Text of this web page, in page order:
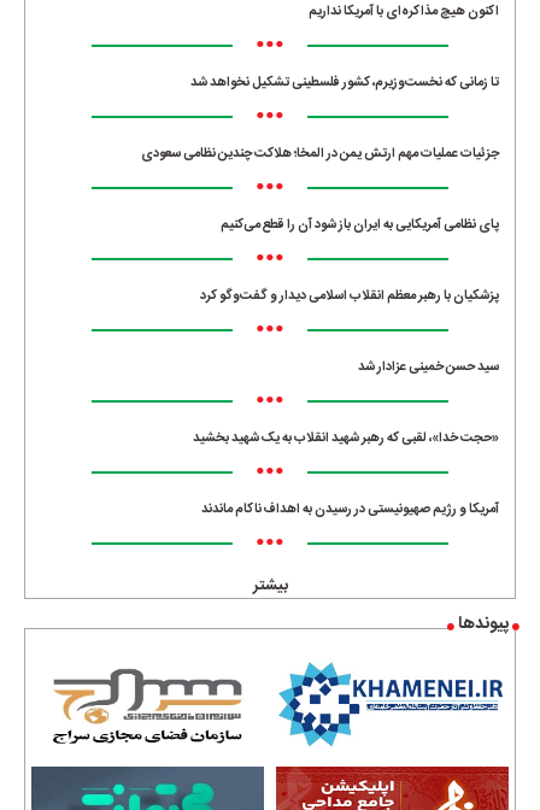
اکنون هیچ مذاکره‌ای با آمریکا نداریم
•••
تا زمانی که نخست‌وزیرم، کشور فلسطینی تشکیل نخواهد شد
•••
جزئیات عملیات مهم ارتش یمن در المخا؛ هلاکت چندین نظامی سعودی
•••
پای نظامی آمریکایی به ایران باز شود آن را قطع می‌کنیم
•••
پزشکیان با رهبر معظم انقلاب اسلامی دیدار و گفت‌وگو کرد
•••
سید حسن خمینی عزادار شد
•••
«حجت خدا»، لقبی که رهبر شهید انقلاب به یک شهید بخشید
•••
آمریکا و رژیم صهیونیستی در رسیدن به اهداف ناکام ماندند
•••
بیشتر
پیوندها